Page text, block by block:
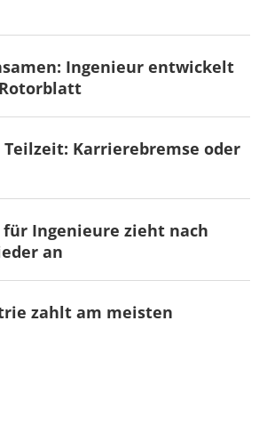
Ingenieur entwickelt
Karrierebremse oder
Ingenieure zieht nach
an
zahlt am meisten